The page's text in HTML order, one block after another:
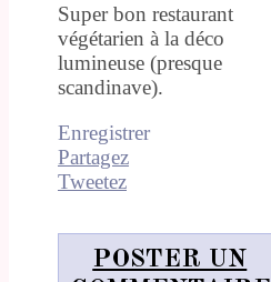
Super bon restaurant
végétarien à la déco
lumineuse (presque
scandinave).
Enregistrer
Partagez
Tweetez
POSTER UN